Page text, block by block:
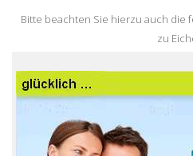
Bitte beachten Sie hierzu auch die
zu